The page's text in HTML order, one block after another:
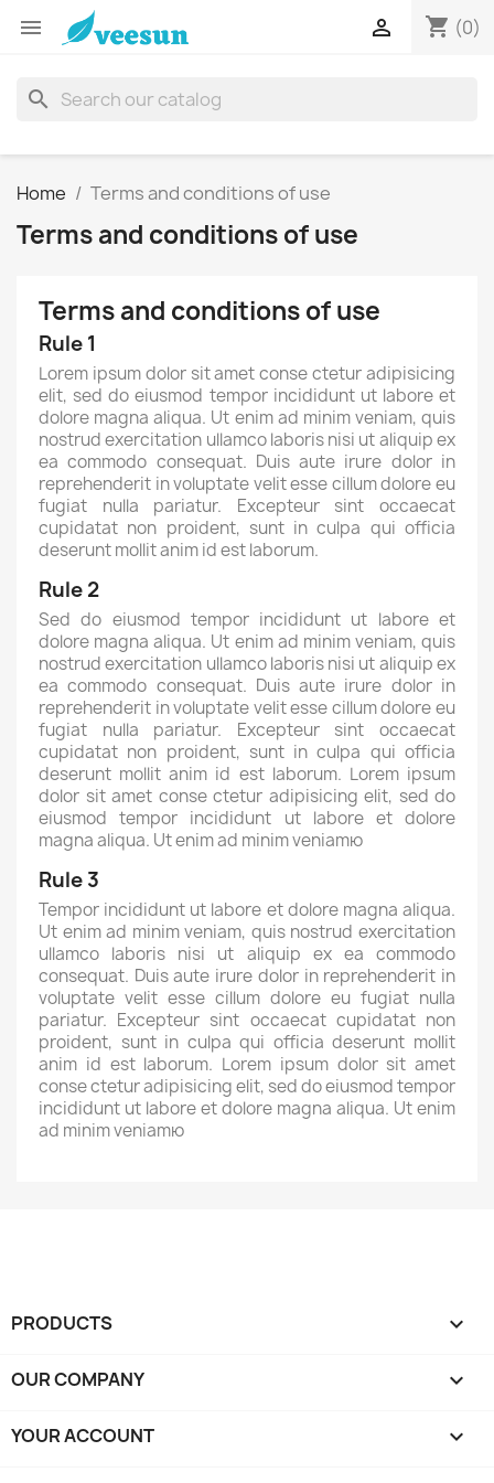
 shopping_cart (0)

search
Home Terms and conditions of use
Terms and conditions of use
Terms and conditions of use
Rule 1
Lorem ipsum dolor sit amet conse ctetur adipisicing
elit, sed do eiusmod tempor incididunt ut labore et
dolore magna aliqua. Ut enim ad minim veniam, quis
nostrud exercitation ullamco laboris nisi ut aliquip ex
ea commodo consequat. Duis aute irure dolor in
reprehenderit in voluptate velit esse cillum dolore eu
fugiat nulla pariatur. Excepteur sint occaecat
cupidatat non proident, sunt in culpa qui officia
deserunt mollit anim id est laborum.
Rule 2
Sed do eiusmod tempor incididunt ut labore et
dolore magna aliqua. Ut enim ad minim veniam, quis
nostrud exercitation ullamco laboris nisi ut aliquip ex
ea commodo consequat. Duis aute irure dolor in
reprehenderit in voluptate velit esse cillum dolore eu
fugiat nulla pariatur. Excepteur sint occaecat
cupidatat non proident, sunt in culpa qui officia
deserunt mollit anim id est laborum. Lorem ipsum
dolor sit amet conse ctetur adipisicing elit, sed do
eiusmod tempor incididunt ut labore et dolore
magna aliqua. Ut enim ad minim veniamю
Rule 3
Tempor incididunt ut labore et dolore magna aliqua.
Ut enim ad minim veniam, quis nostrud exercitation
ullamco laboris nisi ut aliquip ex ea commodo
consequat. Duis aute irure dolor in reprehenderit in
voluptate velit esse cillum dolore eu fugiat nulla
pariatur. Excepteur sint occaecat cupidatat non
proident, sunt in culpa qui officia deserunt mollit
anim id est laborum. Lorem ipsum dolor sit amet
conse ctetur adipisicing elit, sed do eiusmod tempor
incididunt ut labore et dolore magna aliqua. Ut enim
ad minim veniamю
PRODUCTS 
OUR COMPANY 
YOUR ACCOUNT 